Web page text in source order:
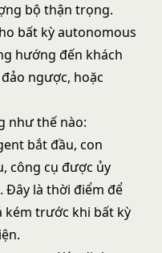
bộ thận trọng.
bất kỳ autonomous
hướng đến khách
ngược, hoặc
như thế nào:
bắt đầu, con
công cụ được ủy
Đây là thời điểm để
kém trước khi bất kỳ